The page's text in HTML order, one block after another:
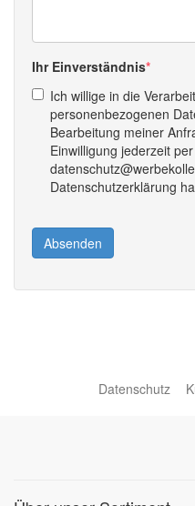
Ihr Einverständnis
Ich willige in die
personenbezogenen
Bearbeitung meiner
Einwilligung jederzeit
Datenschutzerklärung
Absenden
Datenschutz